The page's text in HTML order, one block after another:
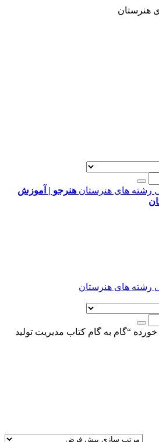
هنرستان
هنرجو | آموزش
“گام به گام کتاب مدیریت تولید